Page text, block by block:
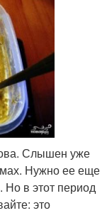
Слышен уже
Нужно ее еще
в этот период
это